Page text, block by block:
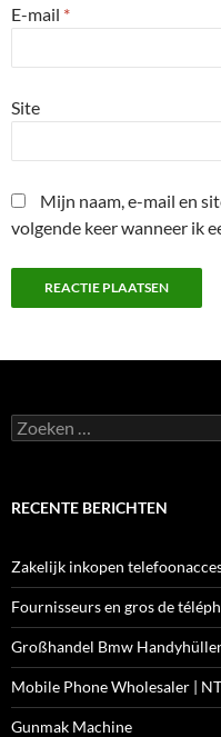
E-mail *
Site
Mijn naam, e-mail en
volgende keer wanneer ik
Zoeken
naar:
RECENTE BERICHTEN
Zakelijk inkopen
Fournisseurs en gros de
Großhandel Bmw
Mobile Phone Wholesaler |
Gunmak Machine